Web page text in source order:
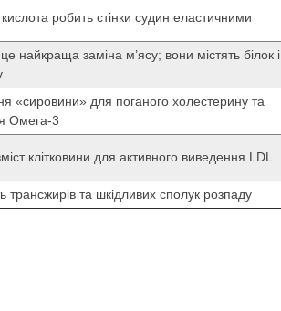
робить стінки судин еластичними
найкраща заміна м’ясу; вони містять білок і
«сировини» для поганого холестерину та
Омега-3
клітковини для активного виведення LDL
трансжирів та шкідливих сполук розпаду